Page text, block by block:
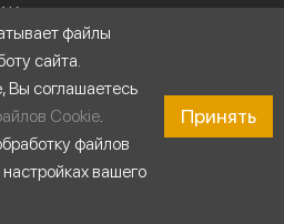
Журнал
применения
файлы
сайта.
Вы соглашаетесь
Cookie.
файлов
вашего
Принять